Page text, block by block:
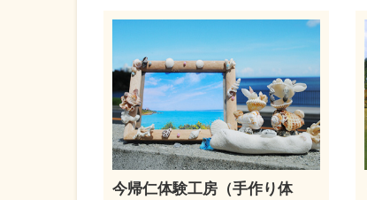
今帰仁体験工房（手作り体